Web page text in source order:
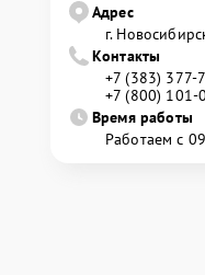
Адрес
г.
Контакты
+7 (383) 377-
+7 (800) 101-
Время работы
Работаем с